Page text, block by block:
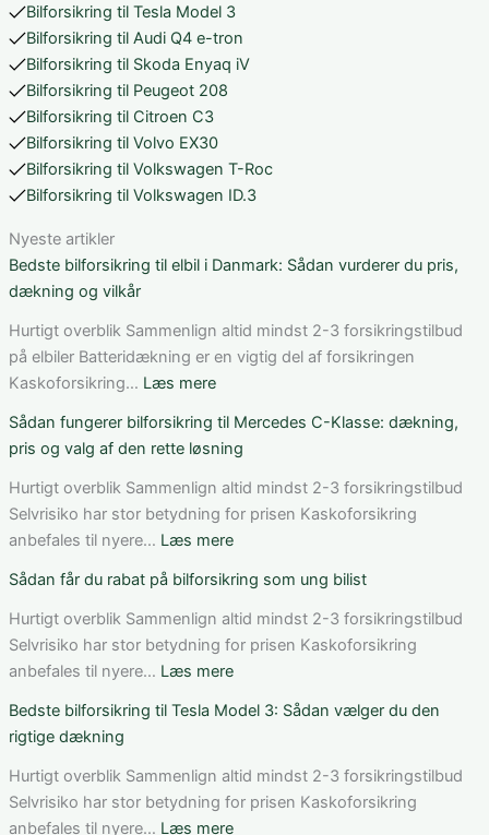
Bilforsikring til Tesla Model 3
Bilforsikring til Audi Q4 e-tron
Bilforsikring til Skoda Enyaq iV
Bilforsikring til Peugeot 208
Bilforsikring til Citroen C3
Bilforsikring til Volvo EX30
Bilforsikring til Volkswagen T-Roc
Bilforsikring til Volkswagen ID.3
Nyeste artikler
Bedste bilforsikring til elbil i Danmark: Sådan vurderer du pris,
dækning og vilkår
Hurtigt overblik Sammenlign altid mindst 2-3 forsikringstilbud
på elbiler Batteridækning er en vigtig del af forsikringen
Kaskoforsikring… Læs mere:
bilforsikring
til
elbil
i
Danmark:
vurderer
du
pris,
dækning
vilkår
Sådan fungerer bilforsikring til Mercedes C-Klasse: dækning,
pris og valg af den rette løsning
Hurtigt overblik Sammenlign altid mindst 2-3 forsikringstilbud
Selvrisiko har stor betydning for prisen Kaskoforsikring
anbefales til nyere… Læs mere:
fungerer
bilforsikring
til
Mercedes
Klasse:
pris
og
valg
Sådan får du rabat på bilforsikring som ung bilist
Hurtigt overblik Sammenlign altid mindst 2-3 forsikringstilbud
Selvrisiko har stor betydning for prisen Kaskoforsikring
anbefales til nyere… Læs mere:
får
rabat
på
bilforsikring
Bedste bilforsikring til Tesla Model 3: Sådan vælger du den
rigtige dækning
Hurtigt overblik Sammenlign altid mindst 2-3 forsikringstilbud
Selvrisiko har stor betydning for prisen Kaskoforsikring
anbefales til nyere… Læs mere: